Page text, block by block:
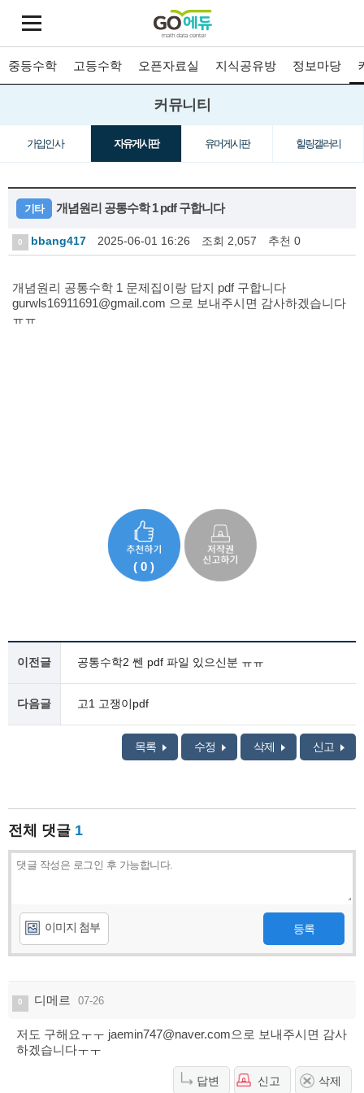
중등수학 고등수학 오픈자료실 지식공유방 정보마당
커뮤니티
가입인사 자유게시판 유머게시판 힐링갤러리
기타 개념원리 공통수학 1 pdf 구합니다
0 bbang417 2025-06-01 16:26 조회 2,057 추천 0
개념원리 공통수학 1 문제집이랑 답지 pdf 구합니다
gurwls16911691@gmail.com 으로 보내주시면 감사하겠습니다
ㅠㅠ
( 0 )
이전글 공통수학2 쎈 pdf 파일 있으신분 ㅠㅠ
다음글 고1 고쟁이pdf
목록 수정 삭제 신고
전체 댓글 1
이미지 첨부 등록
0 디메르 07-26
저도 구해요ㅜㅜ jaemin747@naver.com으로 보내주시면 감사
하겠습니다ㅜㅜ
답변 신고 삭제